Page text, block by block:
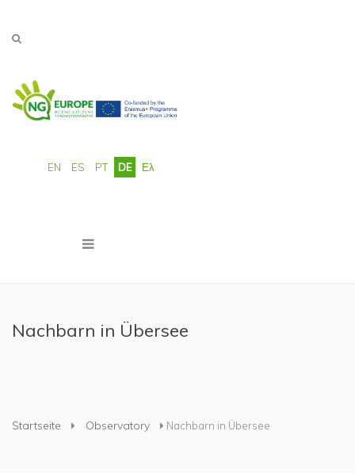
EN ES PT DE Ελ
Nachbarn in Übersee
Startseite Observatory Nachbarn in Übersee